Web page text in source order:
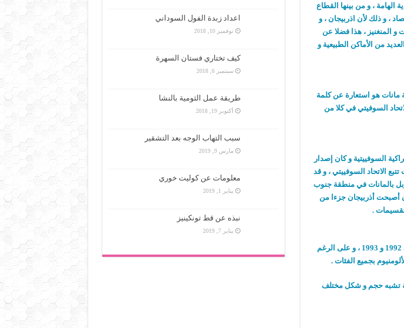
الهامة ، و من بينها القطاع
، و ذلك لأن اذربيجان ، و
و المنغنيز ، هذا فضلا عن
من الأماكن الطبيعية و
100 ابيك ، أما عن معنى كلمة مانات هو استعارة عن كلمة
السوفيتي في كلا من
السوفييتية و كان إصدار
كانت تتبع الاتحاد السوفييتي ، و قد
بالمانات في منطقة جنوب
أصبحت أذربيجان جزءا من
تقسيمات .
– صدرت عملات في العديد من الفئات و منها 5 و 10 و 20 و 50 ، و كانت مؤرخة في عامي 1992 و 1993 ، و على الرغم
ابيك ، و معظم القطع النقدية تشبه حجم و شكل مختلف
اعداد زبدة الفول السوداني
نوفمبر 10, 2018
كيف تختاري فستان السهرة
سبتمبر 6, 2018
طريقة عمل الثومية بالنشا
أكتوبر 19, 2018
سبب التهاب الوجه بعد التشقير
مارس 9, 2019
معلومات عن كوليت خوري
يناير 1, 2019
نبذه عن قط تونكينيز
يناير 7, 2019